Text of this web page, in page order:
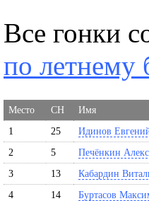
Все гонки
по летнему
Место СН Имя
1
25 Идинов
2
5 Печёнкин
3
13 Кабардин
4
14 Буртасов